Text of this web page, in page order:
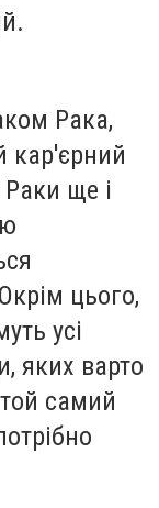
Рака,
кар'єрний
ще і
цього,
усі
яких варто
самий